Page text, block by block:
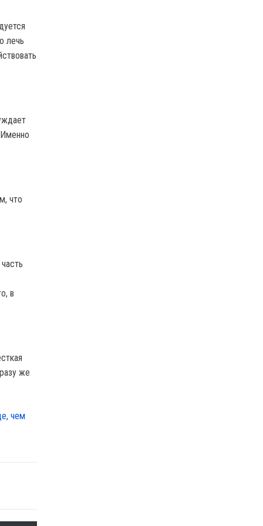
лечь
что
в
же
чем